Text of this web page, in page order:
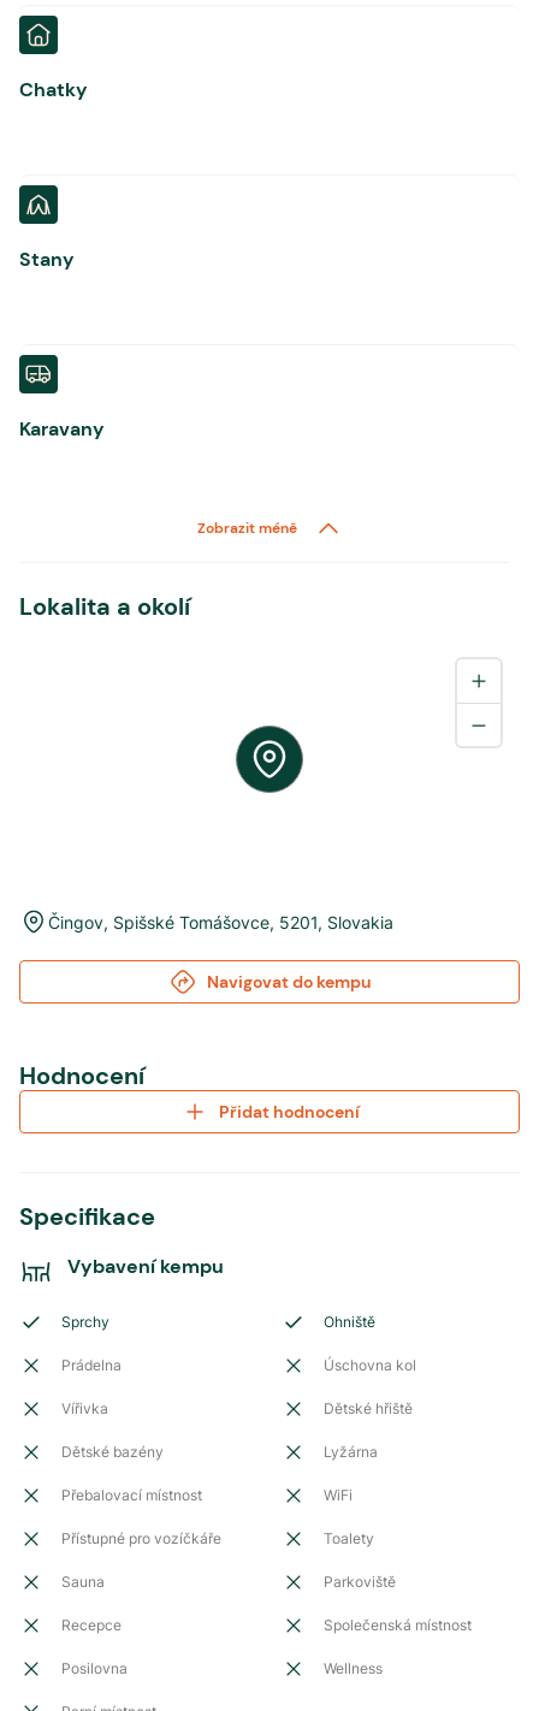
Chatky
Stany
Karavany
Zobrazit méně
Lokalita a okolí
Čingov, Spišské Tomášovce, 5201, Slovakia
Navigovat do kempu
Hodnocení
Přidat hodnocení
Specifikace
Vybavení kempu
Sprchy Ohniště
Prádelna Úschovna kol
Vířivka Dětské hřiště
Dětské bazény Lyžárna
Přebalovací místnost WiFi
Přístupné pro vozíčkáře Toalety
Sauna Parkoviště
Recepce Společenská místnost
Posilovna Wellness